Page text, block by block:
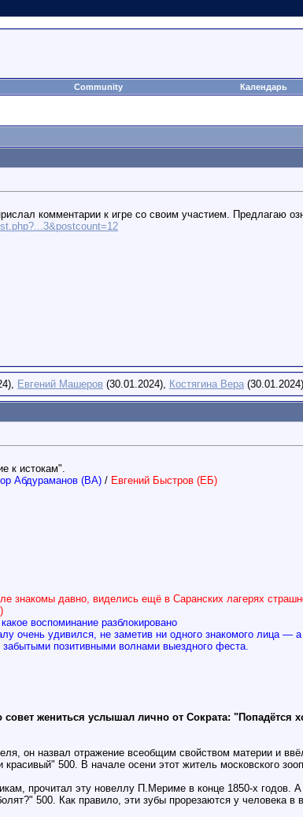
Community Календарь
комментарии к игре со своим участием. Предлагаю
Евгений Машеров (30.01.2024), Костягина Вера
к истокам".
Абдураманов (ВА) / Евгений Быстров (ЕБ)
знакомы давно, виделись ещё в Саранских лагерях
воспоминание разблокировано
очень удивился, не заметив ни одного знакомого лица
позитивными волнами выездного феста.
совет жениться услышал лично от Сократа:
он назвал отражение всеобщим свойством материи и
500. В начале осени этот житель московского
прочитал эту новеллу П.Мериме в конце 1850-х годов.
500. Как правило, эти зубы прорезаются у человека